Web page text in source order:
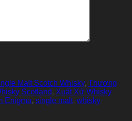
Malt Scotch Whisky, Thương
Scotland, Xuất Xứ Whisky
Enigma, single malt, whisky